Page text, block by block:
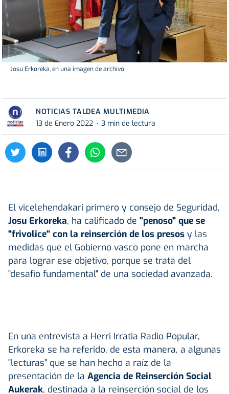
Josu Erkoreka, en una imagen de archivo.
NOTICIAS TALDEA MULTIMEDIA
13 de Enero 2022
3 min de lectura
El vicelehendakari primero y consejo de Seguridad,
Josu Erkoreka, ha calificado de "penoso" que se
"frivolice" con la reinserción de los presos y las
medidas que el Gobierno vasco pone en marcha
para lograr ese objetivo, porque se trata del
"desafío fundamental" de una sociedad avanzada.
En una entrevista a Herri Irratia Radio Popular,
Erkoreka se ha referido, de esta manera, a algunas
"lecturas" que se han hecho a raíz de la
presentación de la Agencia de Reinserción Social
Aukerak, destinada a la reinserción social de los